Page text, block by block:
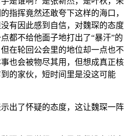
指挥竟然还敢夸下这样的海口，
有因此感到自信，对魏琛的态度
都不给他面子地打出了“暴汗”的
在轮回公会里的地位却一点也不
也会被物尽其用，但想成真正核
的家伙，短时间里是没这可能
出了怀疑的态度，这让魏琛一阵